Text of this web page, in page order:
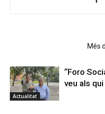
Més
Actualitat
“Foro
veu als